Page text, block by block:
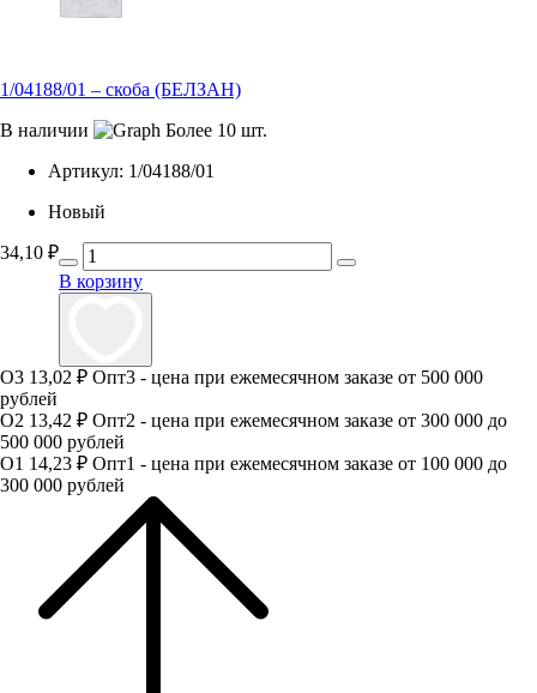
1/04188/01 – скоба (БЕЛЗАН)
В наличии
Более 10 шт.
Артикул: 1/04188/01
Новый
34,10 ₽
В корзину
О3 13,02 ₽ Опт3 - цена при ежемесячном заказе от 500 000
рублей
О2 13,42 ₽ Опт2 - цена при ежемесячном заказе от 300 000 до
500 000 рублей
О1 14,23 ₽ Опт1 - цена при ежемесячном заказе от 100 000 до
300 000 рублей